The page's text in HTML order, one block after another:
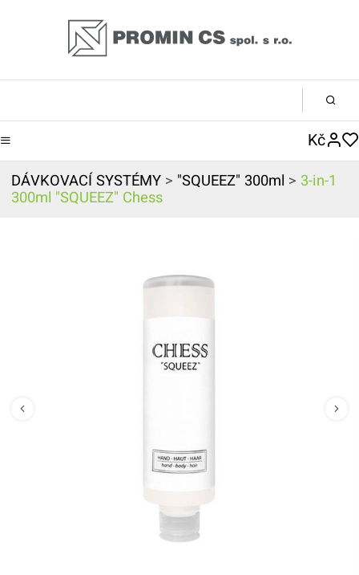
Kč
DÁVKOVACÍ SYSTÉMY > "SQUEEZ" 300ml > 3-in-1
300ml "SQUEEZ" Chess